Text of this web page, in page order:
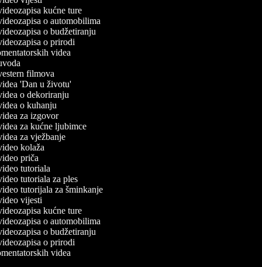
kućne ture
o automobilima
o budžetiranju
o prirodi
videa
filmova
'Dan u životu'
o dekoriranju
o kuhanju
za izgovor
za kućne ljubimce
za vježbanje
kolaža
priča
tutoriala
tutoriala za ples
tutorijala za šminkanje
vijesti
kućne ture
o automobilima
o budžetiranju
o prirodi
videa